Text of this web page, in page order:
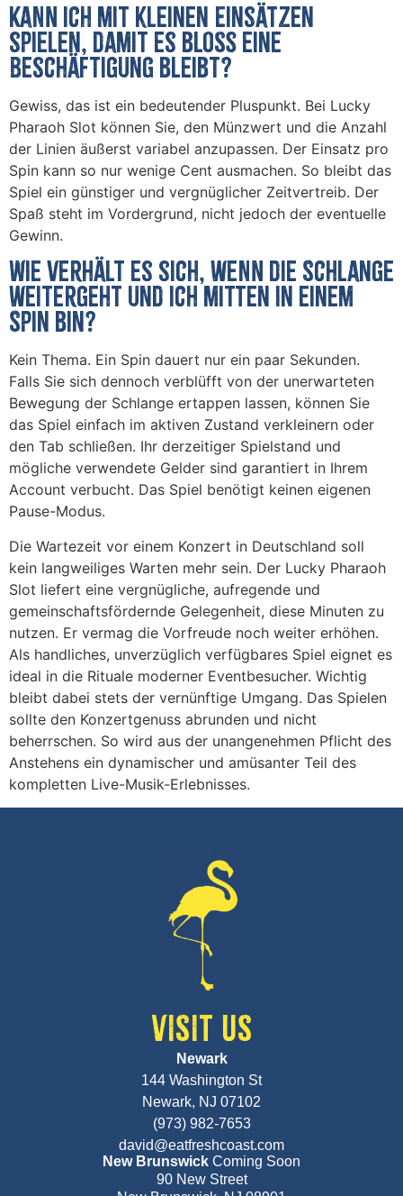
Kann ich mit kleinen Einsätzen
spielen, damit es bloß eine
Beschäftigung bleibt?
Gewiss, das ist ein bedeutender Pluspunkt. Bei Lucky
Pharaoh Slot können Sie, den Münzwert und die Anzahl
der Linien äußerst variabel anzupassen. Der Einsatz pro
Spin kann so nur wenige Cent ausmachen. So bleibt das
Spiel ein günstiger und vergnüglicher Zeitvertreib. Der
Spaß steht im Vordergrund, nicht jedoch der eventuelle
Gewinn.
Wie verhält es sich, wenn die Schlange
weitergeht und ich mitten in einem
Spin bin?
Kein Thema. Ein Spin dauert nur ein paar Sekunden.
Falls Sie sich dennoch verblüfft von der unerwarteten
Bewegung der Schlange ertappen lassen, können Sie
das Spiel einfach im aktiven Zustand verkleinern oder
den Tab schließen. Ihr derzeitiger Spielstand und
mögliche verwendete Gelder sind garantiert in Ihrem
Account verbucht. Das Spiel benötigt keinen eigenen
Pause-Modus.
Die Wartezeit vor einem Konzert in Deutschland soll
kein langweiliges Warten mehr sein. Der Lucky Pharaoh
Slot liefert eine vergnügliche, aufregende und
gemeinschaftsfördernde Gelegenheit, diese Minuten zu
nutzen. Er vermag die Vorfreude noch weiter erhöhen.
Als handliches, unverzüglich verfügbares Spiel eignet es
ideal in die Rituale moderner Eventbesucher. Wichtig
bleibt dabei stets der vernünftige Umgang. Das Spielen
sollte den Konzertgenuss abrunden und nicht
beherrschen. So wird aus der unangenehmen Pflicht des
Anstehens ein dynamischer und amüsanter Teil des
kompletten Live-Musik-Erlebnisses.
VISIT US
Newark
144 Washington St
Newark, NJ 07102
(973) 982-7653
david@eatfreshcoast.com
New Brunswick Coming Soon
90 New Street